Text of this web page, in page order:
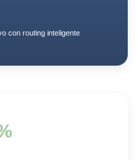
con routing inteligente